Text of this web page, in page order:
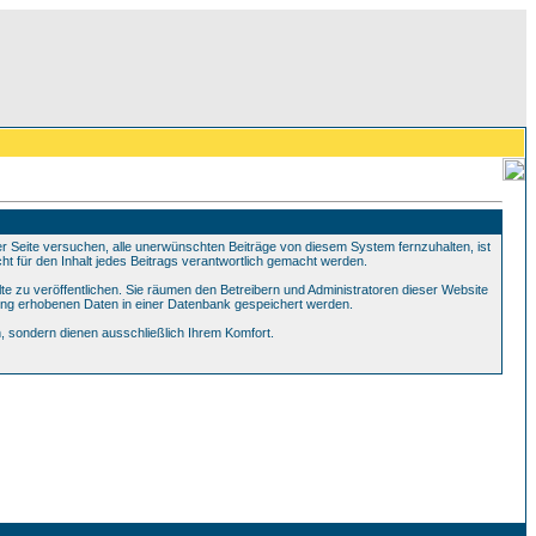
versuchen, alle unerwünschten Beiträge von diesem System fernzuhalten, ist
für den Inhalt jedes Beitrags verantwortlich gemacht werden.
zu veröffentlichen. Sie räumen den Betreibern und Administratoren dieser Website
erhobenen Daten in einer Datenbank gespeichert werden.
dienen ausschließlich Ihrem Komfort.